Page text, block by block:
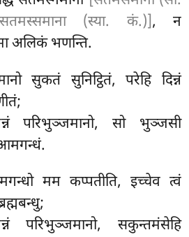
(स्या. कं.)], न
अलिकं भणन्ति.
सुकतं सुनिट्ठितं, परेहि दिन्नं
परिभुञ्जमानो, सो भुञ्जसी
मम कप्पतीति, इच्चेव त्वं
परिभुञ्जमानो, सकुन्तमंसेहि